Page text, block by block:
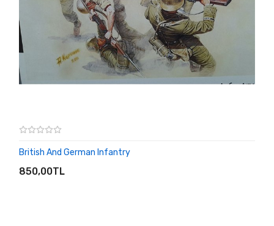
British And German Infantry
850,00TL